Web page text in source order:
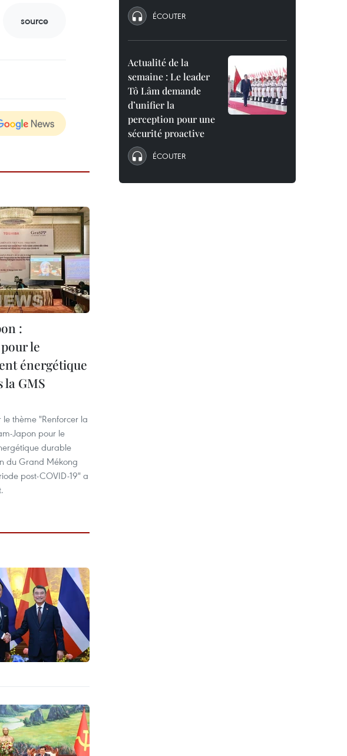
source
:
le
énergétique
la GMS
thème "Renforcer la
Japon pour le
durable
du Grand Mékong
post-COVID-19" a
ÉCOUTER
Actualité de la
semaine : Le leader
Tô Lâm demande
d’unifier la
perception pour une
sécurité proactive
ÉCOUTER